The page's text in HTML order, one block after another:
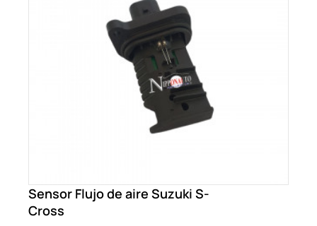
Sensor Flujo de aire Suzuki S-
Cross